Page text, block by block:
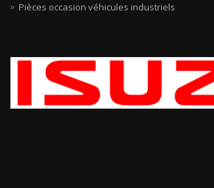
Pièces occasion véhicules industriels